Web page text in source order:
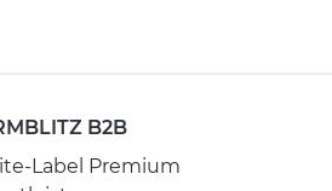
B2B
Label Premium